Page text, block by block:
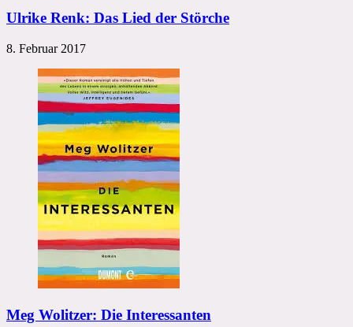
Ulrike Renk: Das Lied der Störche
8. Februar 2017
Meg Wolitzer: Die Interessanten